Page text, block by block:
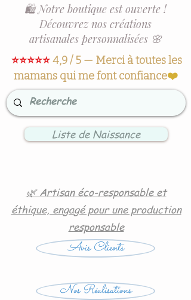
🛍️ Notre boutique est ouverte !
Découvrez nos créations
artisanales personnalisées 🌸
⭐⭐⭐⭐⭐4,9 / 5 — Merci à toutes les
mamans qui me font confiance❤️
Liste de Naissance
🌿 Artisan éco-responsable et
éthique, engagé pour une production
responsable
Avis Clients
Nos Réalisations